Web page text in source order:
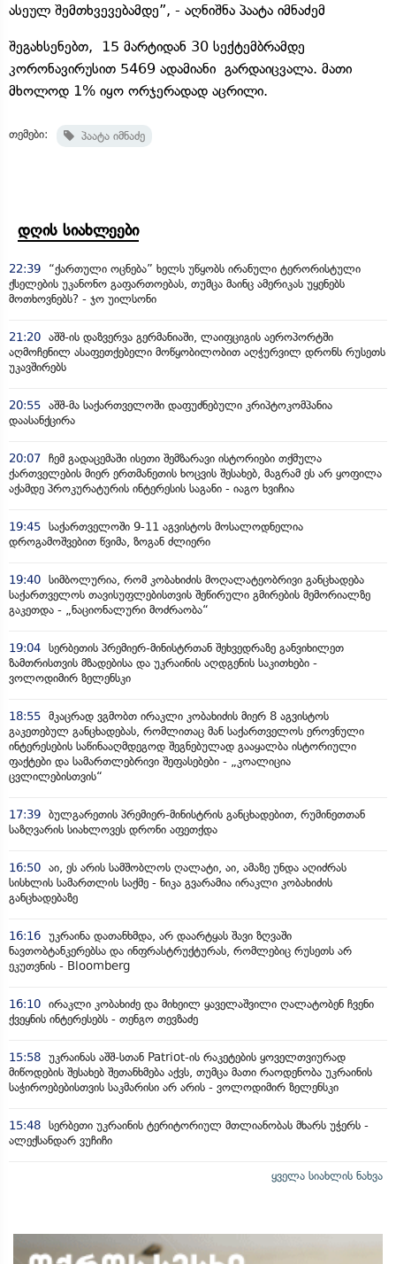
ასეულ შემთხვევებამდე”, - აღნიშნა პაატა იმნაძემ
შეგახსენებთ, 15 მარტიდან 30 სექტემბრამდე
კორონავირუსით 5469 ადამიანი გარდაიცვალა. მათი
მხოლოდ 1% იყო ორჯერადად აცრილი.
თემები: პაატა იმნაძე
დღის სიახლეები
22:39
“ქართული ოცნება” ხელს უწყობს ირანული ტერორისტული
ქსელების უკანონო გაფართოებას, თუმცა მაინც ამერიკას უყენებს
მოთხოვნებს? - ჯო უილსონი
21:20 აშშ-ის დაზვერვა გერმანიაში, ლაიფციგის აეროპორტში
აღმოჩენილ ასაფეთქებელი მოწყობილობით აღჭურვილ დრონს რუსეთს
უკავშირებს
20:55 აშშ-მა საქართველოში დაფუძნებული კრიპტოკომპანია
დაასანქცირა
20:07 ჩემ გადაცემაში ისეთი შემზარავი ისტორიები თქმულა
ქართველების მიერ ერთმანეთის ხოცვის შესახებ, მაგრამ ეს არ ყოფილა
აქამდე პროკურატურის ინტერესის საგანი - იაგო ხვიჩია
19:45 საქართველოში 9-11 აგვისტოს მოსალოდნელია
დროგამოშვებით წვიმა, ზოგან ძლიერი
19:40 სიმბოლურია, რომ კობახიძის მოღალატეობრივი განცხადება
საქართველოს თავისუფლებისთვის შეწირული გმირების მემორიალზე
გაკეთდა - „ნაციონალური მოძრაობა“
19:04 სერბეთის პრემიერ-მინისტრთან შეხვედრაზე განვიხილეთ
ზამთრისთვის მზადებისა და უკრაინის აღდგენის საკითხები -
ვოლოდიმირ ზელენსკი
18:55 მკაცრად ვგმობთ ირაკლი კობახიძის მიერ 8 აგვისტოს
გაკეთებულ განცხადებას, რომლითაც მან საქართველოს ეროვნული
ინტერესების საწინააღმდეგოდ შეგნებულად გააყალბა ისტორიული
ფაქტები და სამართლებრივი შეფასებები - „კოალიცია
ცვლილებისთვის“
17:39 ბულგარეთის პრემიერ-მინისტრის განცხადებით, რუმინეთთან
საზღვარის სიახლოვეს დრონი აფეთქდა
16:50 აი, ეს არის სამშობლოს ღალატი, აი, ამაზე უნდა აღიძრას
სისხლის სამართლის საქმე - ნიკა გვარამია ირაკლი კობახიძის
განცხადებაზე
16:16 უკრაინა დათანხმდა, არ დაარტყას შავი ზღვაში
ნავთობტანკერებსა და ინფრასტრუქტურას, რომლებიც რუსეთს არ
ეკუთვნის - Bloomberg
16:10 ირაკლი კობახიძე და მიხეილ ყაველაშვილი ღალატობენ ჩვენი
ქვეყნის ინტერესებს - თენგო თევზაძე
15:58 უკრაინას აშშ-სთან Patriot-ის რაკეტების ყოველთვიურად
მიწოდების შესახებ შეთანხმება აქვს, თუმცა მათი რაოდენობა უკრაინის
საჭიროებებისთვის საკმარისი არ არის - ვოლოდიმირ ზელენსკი
15:48 სერბეთი უკრაინის ტერიტორიულ მთლიანობას მხარს უჭერს -
ალექსანდარ ვუჩიჩი
ყველა სიახლის ნახვა